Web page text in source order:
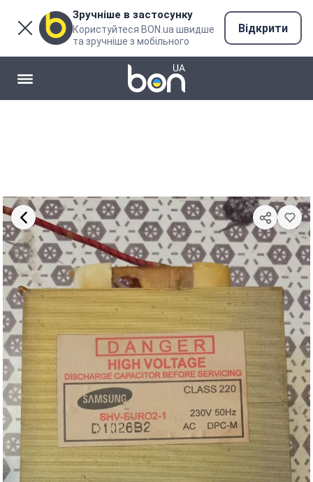
Зручніше в застосунку
Користуйтеся BON.ua швидше
та зручніше з мобільного
Відкрити